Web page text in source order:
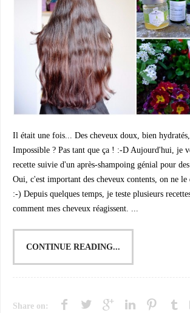
Il était une fois... Des cheveux doux, bien hydratés,
Impossible ? Pas tant que ça ! :-D Aujourd'hui, je
recette suivie d'un après-shampoing génial pour
Oui, c'est important des cheveux contents, on ne le
:-) Depuis quelques temps, je teste plusieurs
comment mes cheveux réagissent. ...
CONTINUE READING...
Share on: